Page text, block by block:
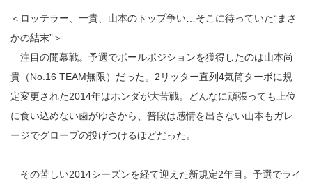
＜ロッテラー、一貴、山本のトップ争い…そこに待っていた“まさ
かの結末”＞
注目の開幕戦。予選でポールポジションを獲得したのは山本尚
貴（No.16 TEAM無限）だった。2リッター直列4気筒ターボに規
定変更された2014年はホンダが大苦戦。どんなに頑張っても上位
に食い込めない歯がゆさから、普段は感情を出さない山本もガレ
ージでグローブの投げつけるほどだった。
その苦しい2014シーズンを経て迎えた新規定2年目。予選でライ